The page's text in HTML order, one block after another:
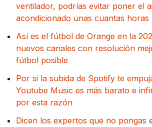
ventilador, podrías evitar poner el
acondicionado unas cuantas horas
Así es el fútbol de Orange en la
nuevos canales con resolución
fútbol posible
Por si la subida de Spotify te
Youtube Music es más barato e
por esta razón
Dicen los expertos que no pongas